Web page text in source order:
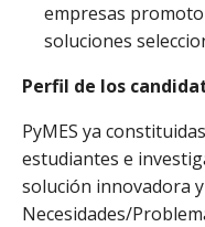
empresas
soluciones
Perfil de los
PyMES ya
estudiantes e
solución innovadora
Necesidades/